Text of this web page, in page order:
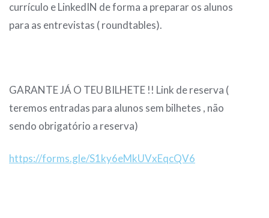
currículo e LinkedIN de forma a preparar os alunos
para as entrevistas ( roundtables).
GARANTE JÁ O TEU BILHETE !! Link de reserva (
teremos entradas para alunos sem bilhetes , não
sendo obrigatório a reserva)
https://forms.gle/S1ky6eMkUVxEqcQV6